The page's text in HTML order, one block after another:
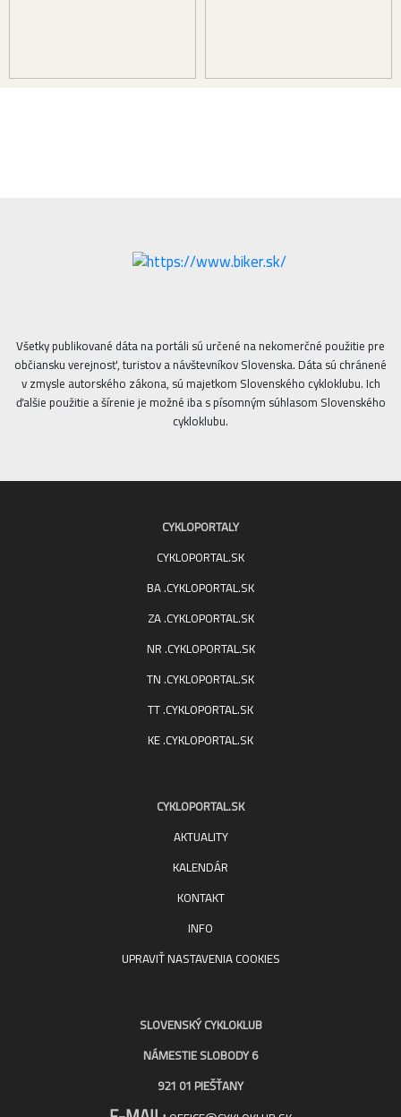
Všetky publikované dáta na portáli sú určené na nekomerčné použitie pre
občiansku verejnosť, turistov a návštevníkov Slovenska. Dáta sú chránené
v zmysle autorského zákona, sú majetkom Slovenského cykloklubu. Ich
ďalšie použitie a šírenie je možné iba s písomným súhlasom Slovenského
cykloklubu.
CYKLOPORTALY
CYKLOPORTAL.SK
BA .CYKLOPORTAL.SK
ZA .CYKLOPORTAL.SK
NR .CYKLOPORTAL.SK
TN .CYKLOPORTAL.SK
TT .CYKLOPORTAL.SK
KE .CYKLOPORTAL.SK
CYKLOPORTAL.SK
AKTUALITY
KALENDÁR
KONTAKT
INFO
UPRAVIŤ NASTAVENIA COOKIES
SLOVENSKÝ CYKLOKLUB
NÁMESTIE SLOBODY 6
921 01 PIEŠŤANY